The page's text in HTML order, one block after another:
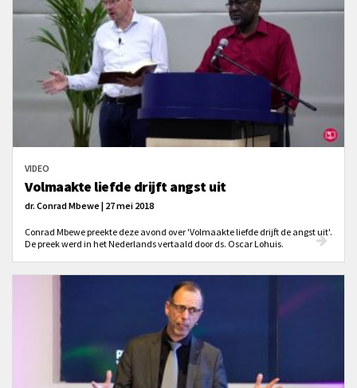
VIDEO
Volmaakte liefde drijft angst uit
dr. Conrad Mbewe | 27 mei 2018
Conrad Mbewe preekte deze avond over 'Volmaakte liefde drijft de angst uit'.
De preek werd in het Nederlands vertaald door ds. Oscar Lohuis.